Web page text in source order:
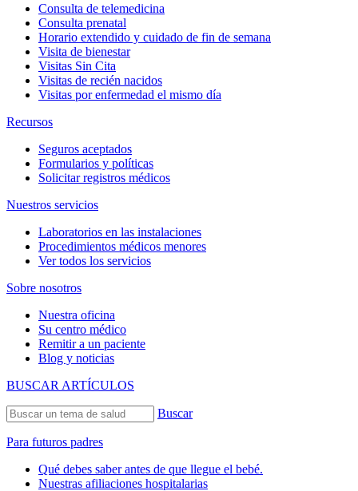
Consulta de telemedicina
Consulta prenatal
Horario extendido y cuidado de fin de semana
Visita de bienestar
Visitas Sin Cita
Visitas de recién nacidos
Visitas por enfermedad el mismo día
Recursos
Seguros aceptados
Formularios y políticas
Solicitar registros médicos
Nuestros servicios
Laboratorios en las instalaciones
Procedimientos médicos menores
Ver todos los servicios
Sobre nosotros
Nuestra oficina
Su centro médico
Remitir a un paciente
Blog y noticias
BUSCAR ARTÍCULOS
Buscar
Para futuros padres
Qué debes saber antes de que llegue el bebé.
Nuestras afiliaciones hospitalarias